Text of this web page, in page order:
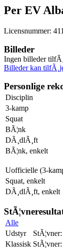
Per EV
Licensnummer:
Billeder
Ingen billeder
Billeder kan
Personlige
Disciplin
3-kamp
Squat
BÃ¦nk
DÃ¸dlÃ¸ft
BÃ¦nk, enkelt
Uofficielle (3-
Squat, enkelt
DÃ¸dlÃ¸ft, enkelt
Alle
Udstyr
StÃ¦vner:
Klassisk StÃ¦vner: